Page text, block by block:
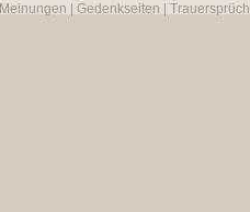
Meinungen Gedenkseiten